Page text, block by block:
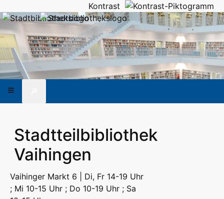
Kontrast
Stadtteilbibliothek
Vaihingen
Vaihinger Markt 6 | Di, Fr 14-19 Uhr
; Mi 10-15 Uhr ; Do 10-19 Uhr ; Sa